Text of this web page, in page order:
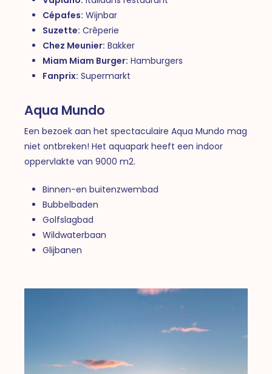
Cépafes: Wijnbar
Suzette: Crêperie
Chez Meunier: Bakker
Miam Miam Burger: Hamburgers
Fanprix: Supermarkt
Aqua Mundo
Een bezoek aan het spectaculaire Aqua Mundo mag
niet ontbreken! Het aquapark heeft een indoor
oppervlakte van 9000 m2.
Binnen-en buitenzwembad
Bubbelbaden
Golfslagbad
Wildwaterbaan
Glijbanen